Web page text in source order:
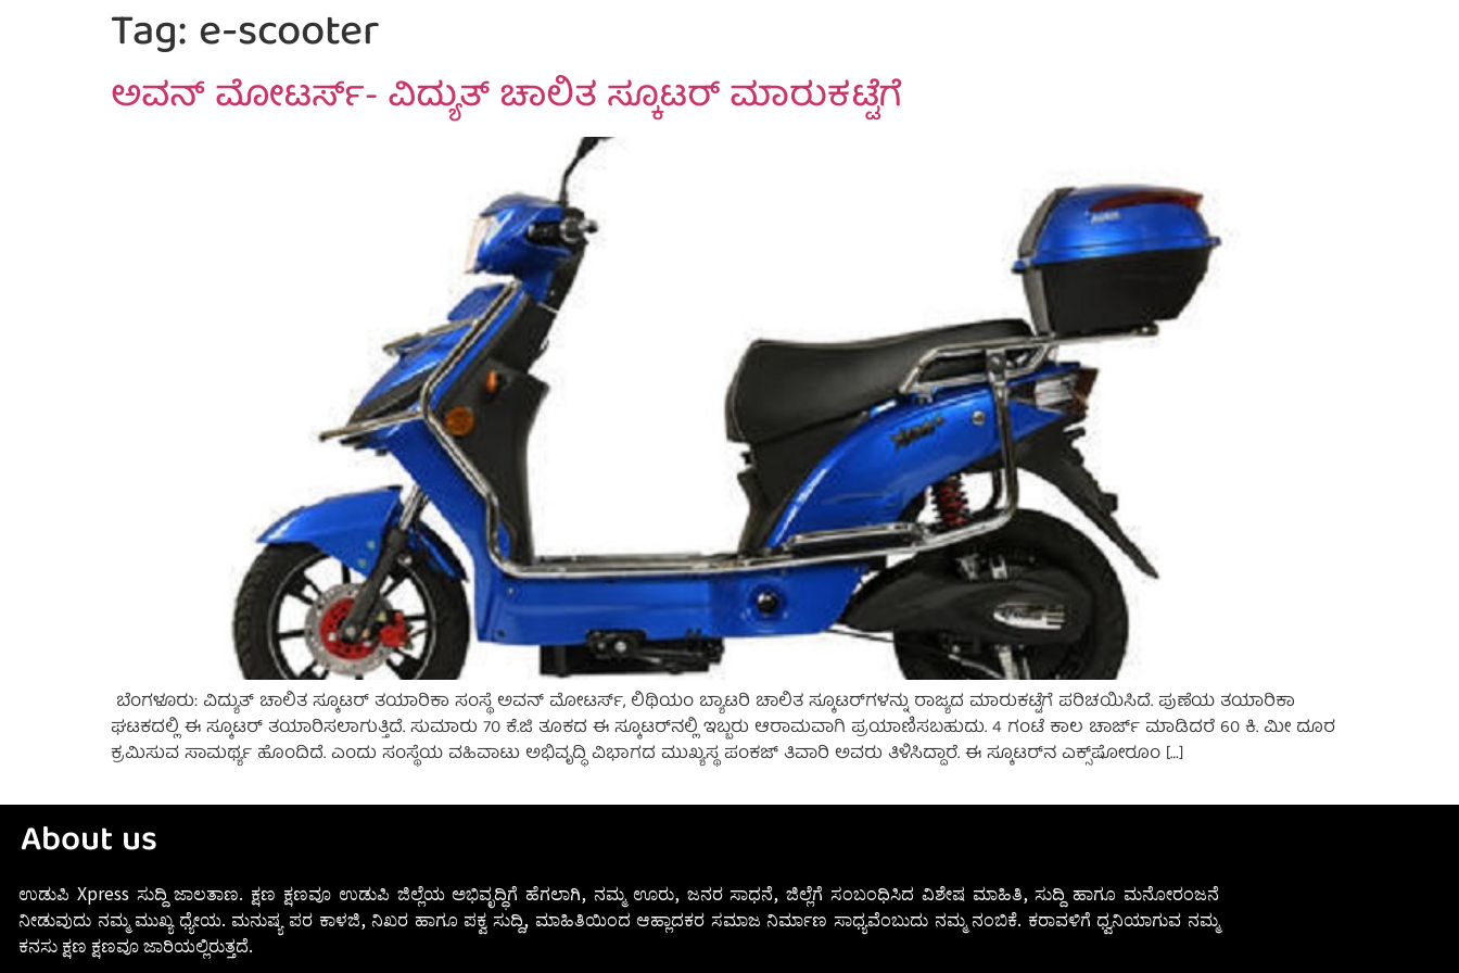
Tag:e-scooter
ಅವನ್‌ ಮೋಟರ್ಸ್‌- ವಿದ್ಯುತ್‌ ಚಾಲಿತ ಸ್ಕೂಟರ್‌ ಮಾರುಕಟ್ಟೆಗೆ
ಬೆಂಗಳೂರು: ವಿದ್ಯುತ್‌ ಚಾಲಿತ ಸ್ಕೂಟರ್‌ ತಯಾರಿಕಾ ಸಂಸ್ಥೆ ಅವನ್‌ ಮೋಟರ್ಸ್‌, ಲಿಥಿಯಂ ಬ್ಯಾಟರಿ ಚಾಲಿತ ಸ್ಕೂಟರ್‌ಗಳನ್ನು ರಾಜ್ಯದ ಮಾರುಕಟ್ಟೆಗೆ ಪರಿಚಯಿಸಿದೆ. ಪುಣೆಯ ತಯಾರಿಕಾ
ಘಟಕದಲ್ಲಿ ಈ ಸ್ಕೂಟರ್‌ ತಯಾರಿಸಲಾಗುತ್ತಿದೆ. ಸುಮಾರು 70 ಕೆ.ಜಿ ತೂಕದ ಈ ಸ್ಕೂಟರ್‌ನಲ್ಲಿ ಇಬ್ಬರು ಆರಾಮವಾಗಿ ಪ್ರಯಾಣಿಸಬಹುದು. 4 ಗಂಟೆ ಕಾಲ ಚಾರ್ಜ್‌ ಮಾಡಿದರೆ 60 ಕಿ. ಮೀ ದೂರ
ಕ್ರಮಿಸುವ ಸಾಮರ್ಥ್ಯ ಹೊಂದಿದೆ. ಎಂದು ಸಂಸ್ಥೆಯ ವಹಿವಾಟು ಅಭಿವೃದ್ಧಿ ವಿಭಾಗದ ಮುಖ್ಯಸ್ಥ ಪಂಕಜ್ ತಿವಾರಿ ಅವರು ತಿಳಿಸಿದ್ದಾರೆ. ಈ ಸ್ಕೂಟರ್‌ನ ಎಕ್ಸ್‌ಷೋರೂಂ […]
About us
ಉಡುಪಿ Xpress ಸುದ್ದಿ ಜಾಲತಾಣ. ಕ್ಷಣ ಕ್ಷಣವೂ ಉಡುಪಿ ಜಿಲ್ಲೆಯ ಅಭಿವೃದ್ಧಿಗೆ ಹೆಗಲಾಗಿ, ನಮ್ಮ ಊರು, ಜನರ ಸಾಧನೆ, ಜಿಲ್ಲೆಗೆ ಸಂಬಂಧಿಸಿದ ವಿಶೇಷ ಮಾಹಿತಿ, ಸುದ್ದಿ ಹಾಗೂ ಮನೋರಂಜನೆ
ನೀಡುವುದು ನಮ್ಮ ಮುಖ್ಯ ಧ್ಯೇಯ. ಮನುಷ್ಯ ಪರ ಕಾಳಜಿ, ನಿಖರ ಹಾಗೂ ಪಕ್ವ ಸುದ್ದಿ, ಮಾಹಿತಿಯಿಂದ ಆಹ್ಲಾದಕರ ಸಮಾಜ ನಿರ್ಮಾಣ ಸಾಧ್ಯವೆಂಬುದು ನಮ್ಮ ನಂಬಿಕೆ. ಕರಾವಳಿಗೆ ಧ್ವನಿಯಾಗುವ ನಮ್ಮ
ಕನಸು ಕ್ಷಣ ಕ್ಷಣವೂ ಜಾರಿಯಲ್ಲಿರುತ್ತದೆ.